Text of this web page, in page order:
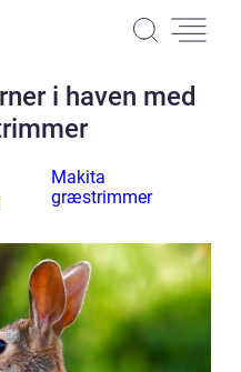
i haven med
Makita
græstrimmer